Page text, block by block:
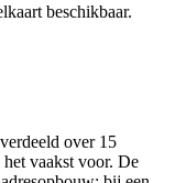
beschikbaar.
over 15
vaakst voor. De